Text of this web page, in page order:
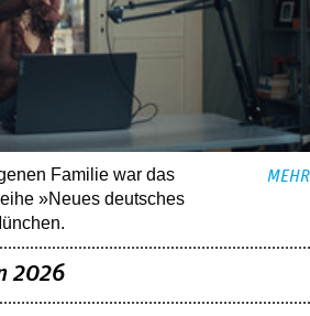
Familie war das
»Neues deutsches
MEHR
2026